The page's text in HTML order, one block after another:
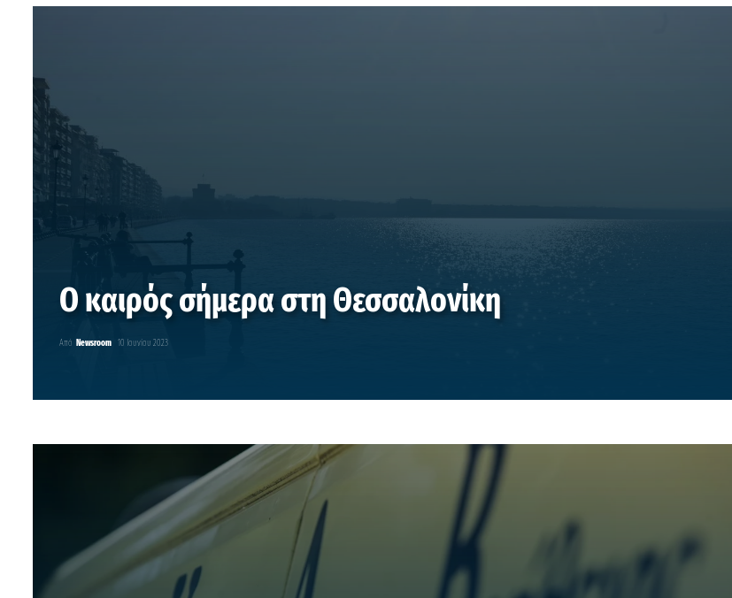
Ο καιρός σήμερα στη Θεσσαλονίκη
Από Newsroom 10 Ιουνίου 2023